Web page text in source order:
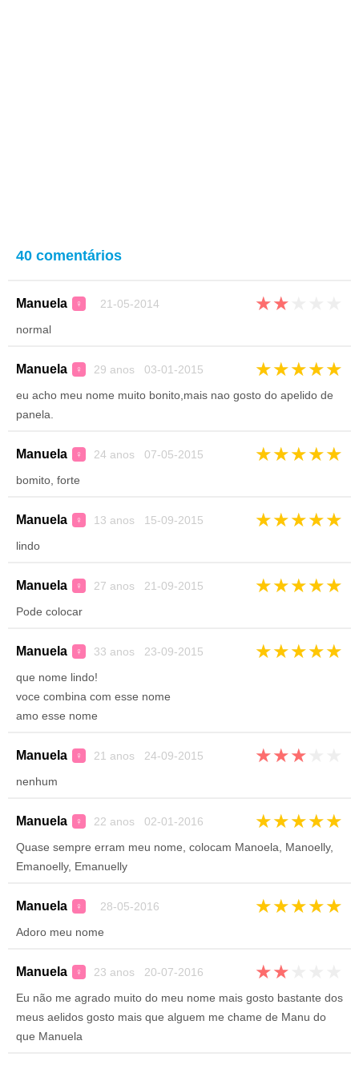
40 comentários
Manuela ♀ 21-05-2014 ★★
normal
Manuela ♀ 29 anos 03-01-2015 ★★★★★
eu acho meu nome muito bonito,mais nao gosto do apelido de
panela.
Manuela ♀ 24 anos 07-05-2015 ★★★★★
bomito, forte
Manuela ♀ 13 anos 15-09-2015 ★★★★★
lindo
Manuela ♀ 27 anos 21-09-2015 ★★★★★
Pode colocar
Manuela ♀ 33 anos 23-09-2015 ★★★★★
que nome lindo!
voce combina com esse nome
amo esse nome
Manuela ♀ 21 anos 24-09-2015 ★★★
nenhum
Manuela ♀ 22 anos 02-01-2016 ★★★★★
Quase sempre erram meu nome, colocam Manoela, Manoelly,
Emanoelly, Emanuelly
Manuela ♀ 28-05-2016 ★★★★★
Adoro meu nome
Manuela ♀ 23 anos 20-07-2016 ★★
Eu não me agrado muito do meu nome mais gosto bastante dos
meus aelidos gosto mais que alguem me chame de Manu do
que Manuela